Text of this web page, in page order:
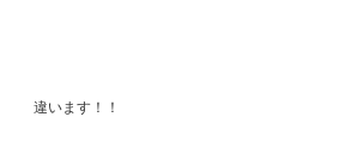
違います！！